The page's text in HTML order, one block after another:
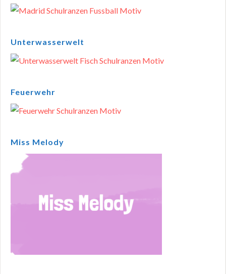
Unterwasserwelt
Feuerwehr
Miss Melody